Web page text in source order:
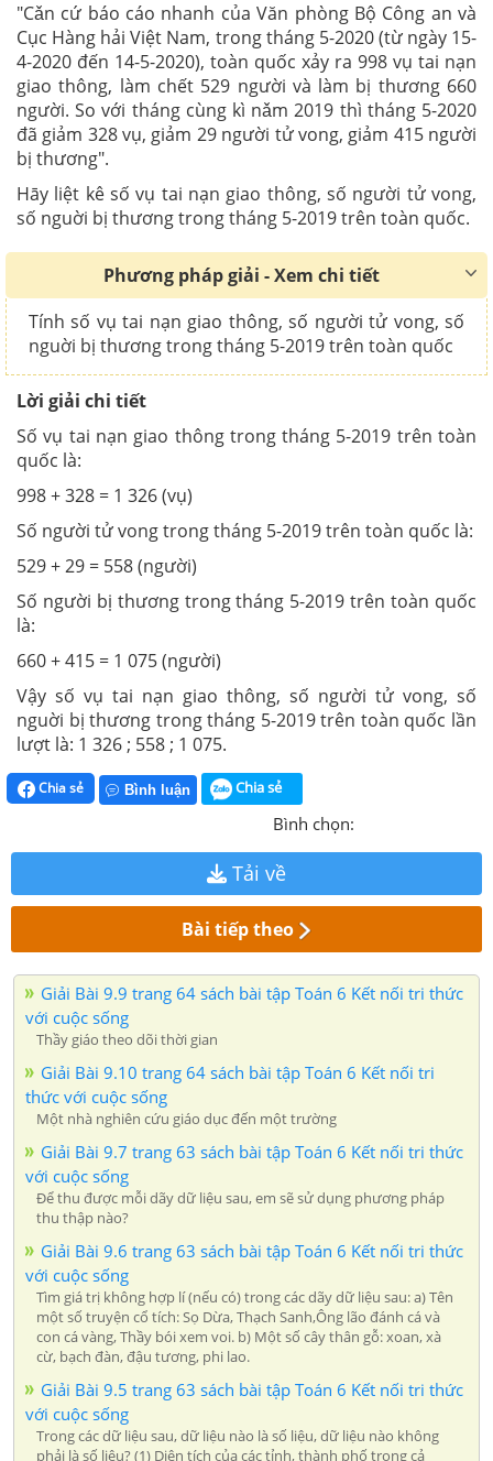
"Cǎn cứ báo cáo nhanh của Văn phòng Bộ Công an và
Cục Hàng hải Việt Nam, trong tháng 5-2020 (từ ngày 15-
4-2020 đến 14-5-2020), toàn quốc xảy ra 998 vụ tai nạn
giao thông, làm chết 529 người và làm bị thương 660
người. So với tháng cùng kì nǎm 2019 thì tháng 5-2020
đã giảm 328 vụ, giảm 29 người tử vong, giảm 415 người
bị thương".
Hāy liệt kê số vụ tai nạn giao thông, số người tử vong,
số nguời bị thương trong tháng 5-2019 trên toàn quốc.
Phương pháp giải - Xem chi tiết
Tính số vụ tai nạn giao thông, số người tử vong, số
nguời bị thương trong tháng 5-2019 trên toàn quốc
Lời giải chi tiết
Số vụ tai nạn giao thông trong tháng 5-2019 trên toàn
quốc là:
998 + 328 = 1 326 (vụ)
Số người tử vong trong tháng 5-2019 trên toàn quốc là:
529 + 29 = 558 (người)
Số người bị thương trong tháng 5-2019 trên toàn quốc
là:
660 + 415 = 1 075 (người)
Vậy số vụ tai nạn giao thông, số người tử vong, số
nguời bị thương trong tháng 5-2019 trên toàn quốc lần
lượt là: 1 326 ; 558 ; 1 075.
Chia sẻ Bình luận Chia sẻ
Bình chọn:
Tải về
Bài tiếp theo
Giải Bài 9.9 trang 64 sách bài tập Toán 6 Kết nối tri thức
với cuộc sống
Thầy giáo theo dõi thời gian
Giải Bài 9.10 trang 64 sách bài tập Toán 6 Kết nối tri
thức với cuộc sống
Một nhà nghiên cứu giáo dục đến một trường
Giải Bài 9.7 trang 63 sách bài tập Toán 6 Kết nối tri thức
với cuộc sống
Để thu được mỗi dãy dữ liệu sau, em sẽ sử dụng phương pháp
thu thập nào?
Giải Bài 9.6 trang 63 sách bài tập Toán 6 Kết nối tri thức
với cuộc sống
Tìm giá trị không hợp lí (nếu có) trong các dãy dữ liệu sau: a) Tên
một số truyện cổ tích: Sọ Dừa, Thạch Sanh,Ông lão đánh cá và
con cá vàng, Thầy bói xem voi. b) Một số cây thân gỗ: xoan, xà
cừ, bạch đàn, đậu tương, phi lao.
Giải Bài 9.5 trang 63 sách bài tập Toán 6 Kết nối tri thức
với cuộc sống
Trong các dữ liệu sau, dữ liệu nào là số liệu, dữ liệu nào không
phải là số liệu? (1) Diện tích của các tỉnh, thành phố trong cả